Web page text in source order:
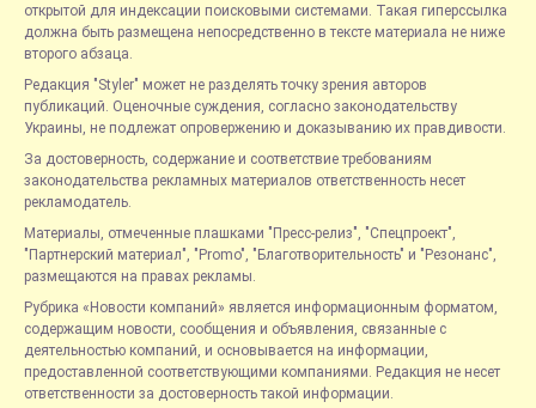
открытой для индексации поисковыми системами. Такая гиперссылка
должна быть размещена непосредственно в тексте материала не ниже
второго абзаца.
Редакция "Styler" может не разделять точку зрения авторов
публикаций. Оценочные суждения, согласно законодательству
Украины, не подлежат опровержению и доказыванию их правдивости.
За достоверность, содержание и соответствие требованиям
законодательства рекламных материалов ответственность несет
рекламодатель.
Материалы, отмеченные плашками "Пресс-релиз", "Спецпроект",
"Партнерский материал", "Promo", "Благотворительность" и "Резонанс",
размещаются на правах рекламы.
Рубрика «Новости компаний» является информационным форматом,
содержащим новости, сообщения и объявления, связанные с
деятельностью компаний, и основывается на информации,
предоставленной соответствующими компаниями. Редакция не несет
ответственности за достоверность такой информации.